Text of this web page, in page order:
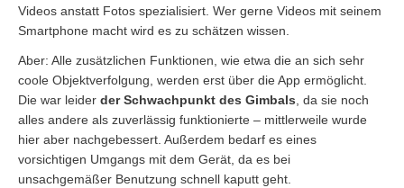
Videos anstatt Fotos spezialisiert. Wer gerne Videos mit seinem
Smartphone macht wird es zu schätzen wissen.
Aber: Alle zusätzlichen Funktionen, wie etwa die an sich sehr
coole Objektverfolgung, werden erst über die App ermöglicht.
Die war leider der Schwachpunkt des Gimbals, da sie noch
alles andere als zuverlässig funktionierte – mittlerweile wurde
hier aber nachgebessert. Außerdem bedarf es eines
vorsichtigen Umgangs mit dem Gerät, da es bei
unsachgemäßer Benutzung schnell kaputt geht.